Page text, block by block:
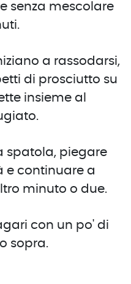
senza mescolare
a rassodarsi,
di prosciutto su
insieme al
spatola, piegare
e continuare a
minuto o due.
con un po' di
sopra.